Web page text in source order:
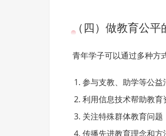
（四）做教育公平
青年学子可以通过多种方
参与支教、助学等公益
利用信息技术帮助教育
关注特殊群体教育问题
传播先进教育理念和方